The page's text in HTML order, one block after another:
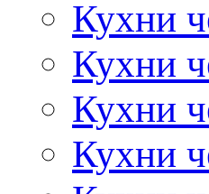
Кухни
Кухни
Кухни
Кухни